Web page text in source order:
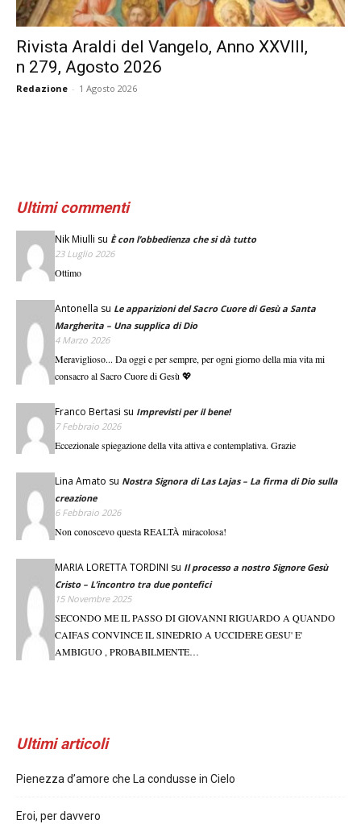
Rivista Araldi del Vangelo, Anno XXVIII,
n 279, Agosto 2026
Redazione - 1 Agosto 2026
Ultimi commenti
Nik Miulli su È con l’obbedienza che si dà tutto
23 Luglio 2026
Ottimo
Antonella su Le apparizioni del Sacro Cuore di Gesù a Santa
Margherita – Una supplica di Dio
4 Marzo 2026
Meraviglioso... Da oggi e per sempre, per ogni giorno della mia vita mi
consacro al Sacro Cuore di Gesù 💖
Franco Bertasi su Imprevisti per il bene!
7 Febbraio 2026
Eccezionale spiegazione della vita attiva e contemplativa. Grazie
Lina Amato su Nostra Signora di Las Lajas – La firma di Dio sulla
creazione
6 Febbraio 2026
Non conoscevo questa REALTÀ miracolosa!
MARIA LORETTA TORDINI su Il processo a nostro Signore Gesù
Cristo – L’incontro tra due pontefici
15 Novembre 2025
SECONDO ME IL PASSO DI GIOVANNI RIGUARDO A QUANDO
CAIFAS CONVINCE IL SINEDRIO A UCCIDERE GESU' E'
AMBIGUO , PROBABILMENTE…
Ultimi articoli
Pienezza d’amore che La condusse in Cielo
Eroi, per davvero